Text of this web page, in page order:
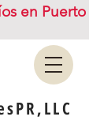
en Puerto